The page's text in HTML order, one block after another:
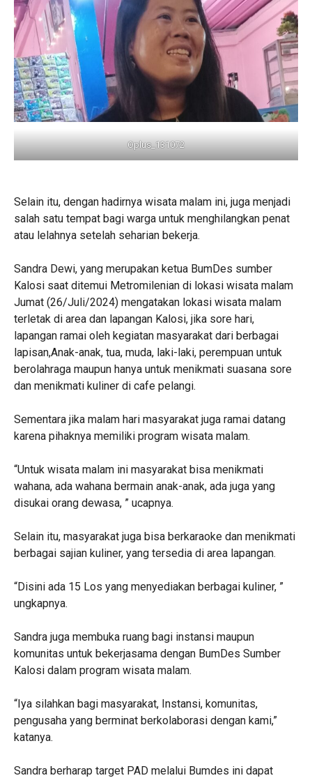
Oplus_131072
Selain itu, dengan hadirnya wisata malam ini, juga menjadi
salah satu tempat bagi warga untuk menghilangkan penat
atau lelahnya setelah seharian bekerja.
Sandra Dewi, yang merupakan ketua BumDes sumber
Kalosi saat ditemui Metromilenian di lokasi wisata malam
Jumat (26/Juli/2024) mengatakan lokasi wisata malam
terletak di area dan lapangan Kalosi, jika sore hari,
lapangan ramai oleh kegiatan masyarakat dari berbagai
lapisan,Anak-anak, tua, muda, laki-laki, perempuan untuk
berolahraga maupun hanya untuk menikmati suasana sore
dan menikmati kuliner di cafe pelangi.
Sementara jika malam hari masyarakat juga ramai datang
karena pihaknya memiliki program wisata malam.
“Untuk wisata malam ini masyarakat bisa menikmati
wahana, ada wahana bermain anak-anak, ada juga yang
disukai orang dewasa, ” ucapnya.
Selain itu, masyarakat juga bisa berkaraoke dan menikmati
berbagai sajian kuliner, yang tersedia di area lapangan.
“Disini ada 15 Los yang menyediakan berbagai kuliner, ”
ungkapnya.
Sandra juga membuka ruang bagi instansi maupun
komunitas untuk bekerjasama dengan BumDes Sumber
Kalosi dalam program wisata malam.
“Iya silahkan bagi masyarakat, Instansi, komunitas,
pengusaha yang berminat berkolaborasi dengan kami,”
katanya.
Sandra berharap target PAD melalui Bumdes ini dapat